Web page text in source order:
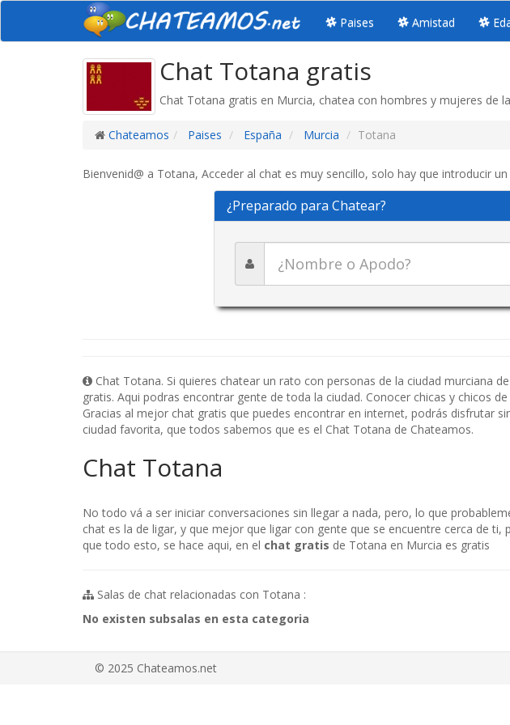
Paises Amistad
Chat Totana gratis
Chat Totana gratis en Murcia, chatea con hombres y mujeres de
Chateamos Paises España Murcia Totana
Bienvenid@ a Totana, Acceder al chat es muy sencillo, solo hay que introducir
¿Preparado para Chatear?
Chat Totana. Si quieres chatear un rato con personas de la ciudad murciana
gratis. Aqui podras encontrar gente de toda la ciudad. Conocer chicas y chicos
Gracias al mejor chat gratis que puedes encontrar en internet, podrás disfrutar
ciudad favorita, que todos sabemos que es el Chat Totana de Chateamos.
Chat Totana
No todo vá a ser iniciar conversaciones sin llegar a nada, pero, lo que
chat es la de ligar, y que mejor que ligar con gente que se encuentre cerca de
que todo esto, se hace aqui, en el chat gratis de Totana en Murcia es gratis
Salas de chat relacionadas con Totana :
No existen subsalas en esta categoria
© 2025 Chateamos.net